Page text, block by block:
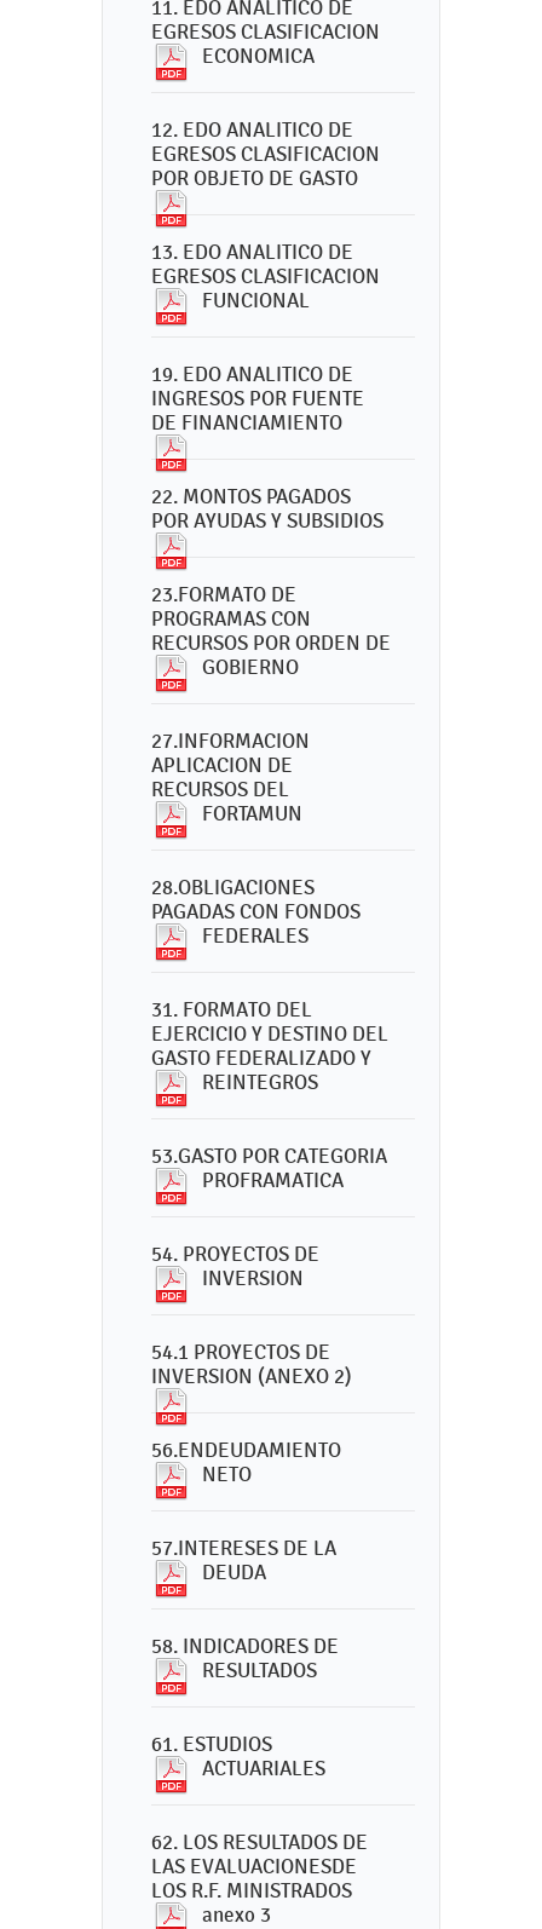
11. EDO ANALITICO DE
EGRESOS CLASIFICACION
ECONOMICA
12. EDO ANALITICO DE
EGRESOS CLASIFICACION
POR OBJETO DE GASTO
13. EDO ANALITICO DE
EGRESOS CLASIFICACION
FUNCIONAL
19. EDO ANALITICO DE
INGRESOS POR FUENTE
DE FINANCIAMIENTO
22. MONTOS PAGADOS
POR AYUDAS Y SUBSIDIOS
23.FORMATO DE
PROGRAMAS CON
RECURSOS POR ORDEN DE
GOBIERNO
27.INFORMACION
APLICACION DE
RECURSOS DEL
FORTAMUN
28.OBLIGACIONES
PAGADAS CON FONDOS
FEDERALES
31. FORMATO DEL
EJERCICIO Y DESTINO DEL
GASTO FEDERALIZADO Y
REINTEGROS
53.GASTO POR CATEGORIA
PROFRAMATICA
54. PROYECTOS DE
INVERSION
54.1 PROYECTOS DE
INVERSION (ANEXO 2)
56.ENDEUDAMIENTO
NETO
57.INTERESES DE LA
DEUDA
58. INDICADORES DE
RESULTADOS
61. ESTUDIOS
ACTUARIALES
62. LOS RESULTADOS DE
LAS EVALUACIONESDE
LOS R.F. MINISTRADOS
anexo 3